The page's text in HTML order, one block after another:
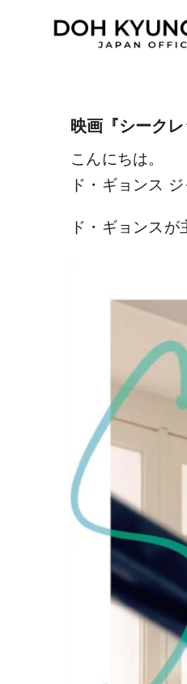
映画『シーク
こんにちは。
ド・ギョンス
ド・ギョンス